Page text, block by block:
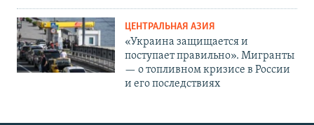
ЦЕНТРАЛЬНАЯ АЗИЯ
«Украина защищается и
поступает правильно». Мигранты
— о топливном кризисе в России
и его последствиях